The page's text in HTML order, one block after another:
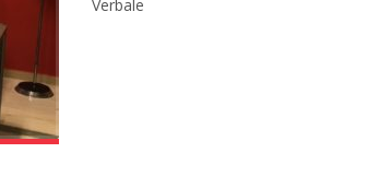
Verbale